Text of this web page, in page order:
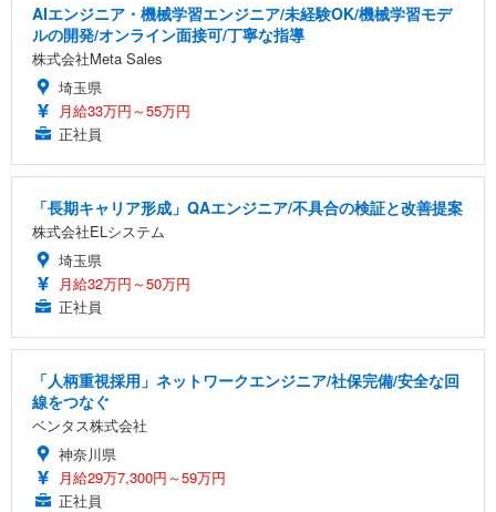
AIエンジニア・機械学習エンジニア/未経験OK/機械学習モデ
ルの開発/オンライン面接可/丁寧な指導
株式会社Meta Sales
埼玉県
月給33万円～55万円
正社員
「長期キャリア形成」QAエンジニア/不具合の検証と改善提案
株式会社ELシステム
埼玉県
月給32万円～50万円
正社員
「人柄重視採用」ネットワークエンジニア/社保完備/安全な回
線をつなぐ
ベンタス株式会社
神奈川県
月給29万7,300円～59万円
正社員